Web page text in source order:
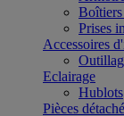
Boîtiers
Prises
Accessoires
Eclairage
Hublots
Pièces